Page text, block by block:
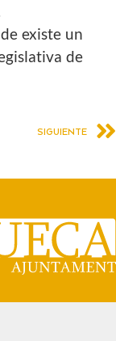
existe un
de
SIGUIENTE